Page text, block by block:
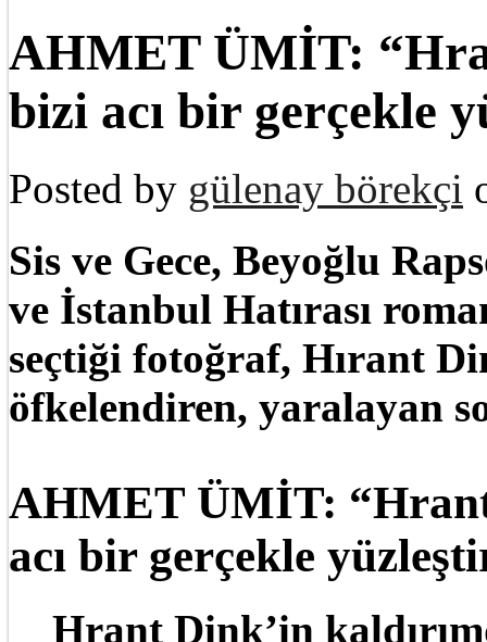
AHMET ÜMİT:
bizi acı bir gerçekle
Posted by gülenay börekçi
Sis ve Gece, Beyoğlu
ve İstanbul Hatırası
seçtiği fotoğraf, Hırant
öfkelendiren, yaralayan
AHMET ÜMİT:
acı bir gerçekle
Hrant Dink’in